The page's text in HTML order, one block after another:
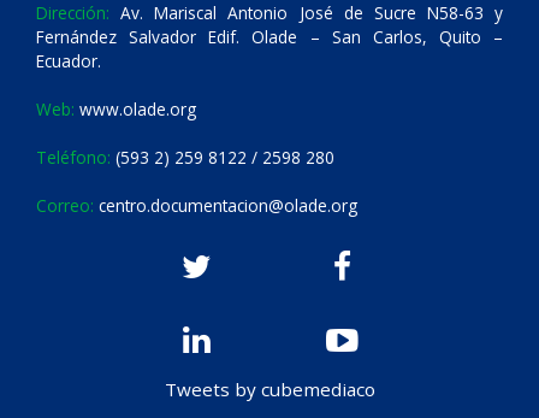
Dirección: Av. Mariscal Antonio José de Sucre N58-63 y
Fernández Salvador Edif. Olade – San Carlos, Quito –
Ecuador.
Web: www.olade.org
Teléfono: (593 2) 259 8122 / 2598 280
Correo: centro.documentacion@olade.org
Tweets by cubemediaco